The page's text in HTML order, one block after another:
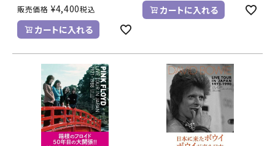
販売価格 ¥4,400税込
カートに入れる
カートに入れる